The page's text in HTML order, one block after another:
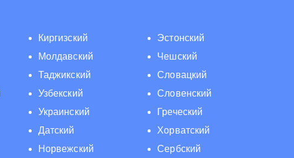
Киргизский
Молдавский
Таджикский
Узбекский
Украинский
Датский
Норвежский
Эстонский
Чешский
Словацкий
Словенский
Греческий
Хорватский
Сербский